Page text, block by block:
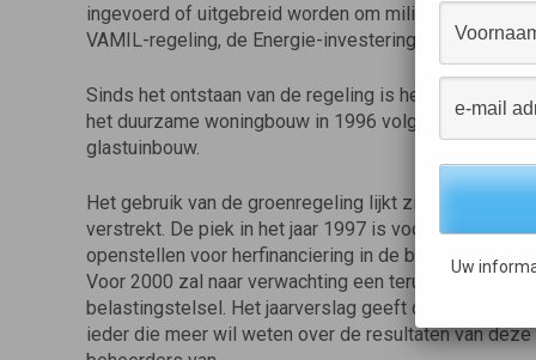
ingevoerd of uitgebreid worden om milieu- en
VAMIL-regeling, de Energie-investeringsaftrek en
Sinds het ontstaan van de regeling is het
het duurzame woningbouw in 1996 volgden
glastuinbouw.
Het gebruik van de groenregeling lijkt zich te
verstrekt. De piek in het jaar 1997 is voornamelijk
openstellen voor herfinanciering in de biologische
Voor 2000 zal naar verwachting een terugval
belastingstelsel. Het jaarverslag geeft de
ieder die meer wil weten over de resultaten van
Uw